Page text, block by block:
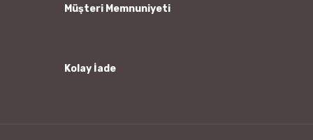
Müşteri Memnuniyeti
Kolay İade